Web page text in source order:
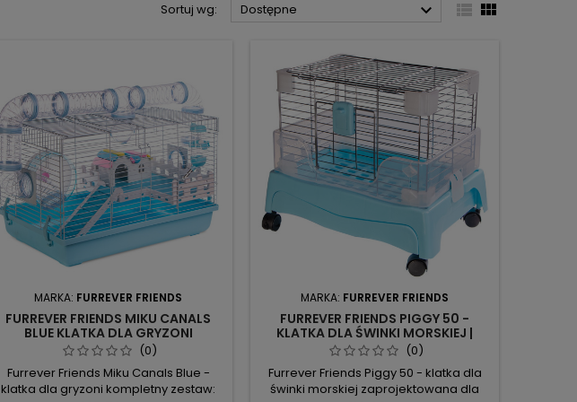
Sortuj wg: Dostępne   
MARKA: FURREVER FRIENDS
FURREVER FRIENDS MIKU CANALS
BLUE KLATKA DLA GRYZONI
KOMPLETNY ZESTAW - GOTOWY DO
UŻYCIA
(0)
Furrever Friends Miku Canals Blue -
klatka dla gryzoni kompletny zestaw:
MARKA: FURREVER FRIENDS
FURREVER FRIENDS PIGGY 50 -
KLATKA DLA ŚWINKI MORSKIEJ |
PRZESTRONNA I BEZPIECZNA
(0)
Furrever Friends Piggy 50 - klatka dla
świnki morskiej zaprojektowana dla